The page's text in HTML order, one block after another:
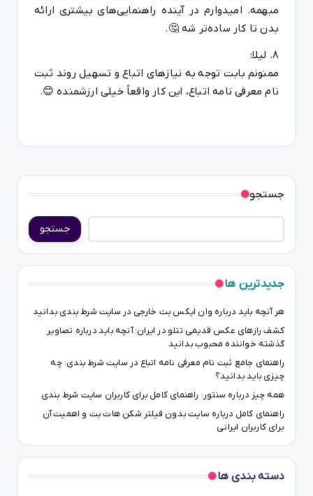
مبهمه. امیدوارم در آینده راهنمایی‌های بیشتری ارائه
بدن تا کار ساده‌تر شه 🤔.
8. لیلا:
ممنونم بابت توجه به نیازهای اتباع و تسهیل روند ثبت
نام معرفی نامه اتباع، این کار واقعاً خیلی ارزشمنده 😊.
جستجو
جستجو
جدیدترین ها
هر آنچه باید درباره وان ایکس بت خارجی در سایت شرط بندی بدانید
کشف رازهای عکس قدیمی تتلو در ایران: آنچه باید درباره تصاویر
گذشته خواننده محبوب بدانید
راهنمای جامع ثبت نام معرفی نامه اتباع در سایت شرط بندی: چه
چیزی باید بدانید؟
همه چیز درباره سنتور: راهنمای کامل برای کاربران سایت شرط بندی
راهنمای کامل درباره سایت بدون فیلتر شکن هات بت و اهمیت آن
برای کاربران ایرانی
دسته بندی ها